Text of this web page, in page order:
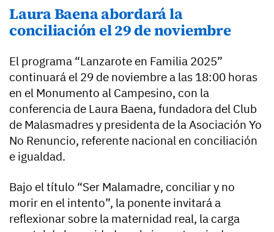
Laura Baena abordará la
conciliación el 29 de noviembre
El programa “Lanzarote en Familia 2025”
continuará el 29 de noviembre a las 18:00 horas
en el Monumento al Campesino, con la
conferencia de Laura Baena, fundadora del Club
de Malasmadres y presidenta de la Asociación Yo
No Renuncio, referente nacional en conciliación
e igualdad.
Bajo el título “Ser Malamadre, conciliar y no
morir en el intento”, la ponente invitará a
reflexionar sobre la maternidad real, la carga